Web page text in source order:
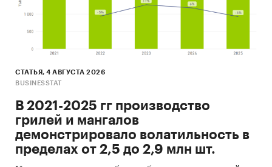
СТАТЬЯ, 4 АВГУСТА 2026
BUSINESSTAT
В 2021-2025 гг производство
грилей и мангалов
демонстрировало волатильность в
пределах от 2,5 до 2,9 млн шт.